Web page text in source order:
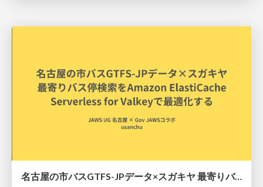
名古屋の市バスGTFS-JPデータ×スガキヤ 最寄りバス停検索をAmazon ElastiCache Serverless for Valkeyで最適化する